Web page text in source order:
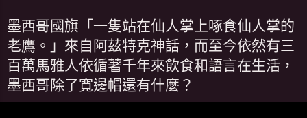
墨西哥國旗「一隻站在仙人掌上啄食仙人掌的
老鷹。」來自阿茲特克神話，而至今依然有三
百萬馬雅人依循著千年來飲食和語言在生活，
墨西哥除了寬邊帽還有什麼？